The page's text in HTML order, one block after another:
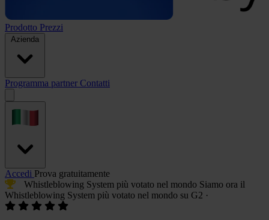
Prodotto Prezzi
Azienda
Programma partner Contatti
menu
Accedi Prova gratuitamente
Whistleblowing System più votato nel mondo Siamo ora il
Whistleblowing System più votato nel mondo su G2 ·